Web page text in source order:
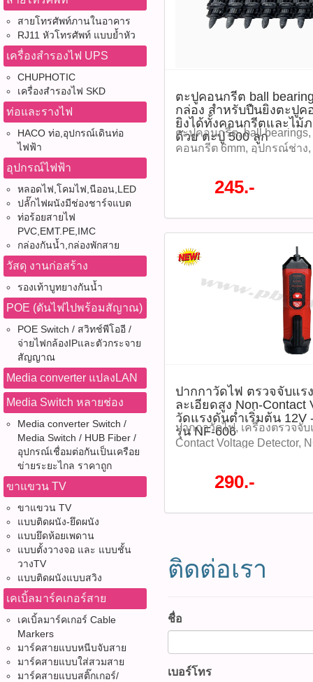
สายโทรศัพท์ภานในอาคาร
RJ11 หัวโทรศัพท์ แบบย้ำหัว
เครื่องสำรองไฟ UPS
CHUPHOTIC
เครื่องสำรองไฟ SKD
ท่อและรางไฟ
HACO ท่อ,อุปกรณ์เดินท่อ
ไฟฟ้า
อุปกรณ์ไฟฟ้า
หลอดไฟ,โคมไฟ,นีออน,LED
ปลั๊กไฟผนังมีช่องชาร์จแบต
ท่อร้อยสายไฟ
PVC,EMT.PE,IMC
กล่องกันน้ำ,กล่องพักสาย
วัสดุ งานก่อสร้าง
รองเท้าบูทยางกันน้ำ
POE (ดันไฟไปพร้อมสัญาณ)
POE Switch / สวิทช์พีโออี /
จ่ายไฟกล้องIPและตัวกระจาย
สัญญาณ
Media converter แปลงLAN
Media Switch หลายช่อง
Media converter Switch /
Media Switch / HUB Fiber /
อุปกรณ์เชื่อมต่อกันเป็นเครือย
ข่ายระยะไกล ราคาถูก
ขาแขวน TV
ขาแขวน TV
แบบติดผนัง-ยึดผนัง
แบบยึดห้อยเพดาน
แบบตั้งวางจอ และ แบบชั้น
วางTV
แบบติดผนังแบบสวิง
เคเบิ้ลมาร์คเกอร์สาย
เคเบิ้ลมาร์คเกอร์ Cable
Markers
มาร์คสายแบบหนีบจับสาย
มาร์คสายแบบใส่สวมสาย
มาร์คสายแบบสติ๊กเกอร์/
ใช้ได้ทั้ง งานติดตั้งระบบไฟ
และงานอุตสาหกรรม 6.ช่ว
อาจทำให้วัสดุ PVC เสื่อมส
หรือบิดปลอกแรงเกินไป อา
ขาด 4.ควรใช้กับเครื่องพิม
0.5 mm² เพื่อการพิมพ์ที่คม
สายไฟ, ปลอก PVC, ปลอก
มาร์คสายไฟ 2.0-2.2mm, ป
140 เมตร, อุปกรณ์ไฟฟ้า, อุ
ปลอกสายไฟ PVC, ปลอกพิ
ปลอกมาร์คสายงานอุตสาห
งานติดตั้ง, ปลอกมาร์คสาย
ติดตามโปรโมชั่นทั้ง
หมด
ที่นี้ 065-862-4063(sale โ
987-3656 (saleธิป)
2686 (sale ตี๋)
ช่วยประหยัดเวลา ข้อควรร
กับหัวแลน รุ่น US-1070A เ
แลน,Crimp Tool
Tool,INTERLINK TL-
แลน,อุปกรณ์ติดตั้งระบบแลน
Tool,US-1070A Tool ติดต
2686 (sale ตี๋)
2.5 / 4 / 6 mm² วัสดุ: เหล็ก
ทนทาน ดีไซน์ด้ามจับ: ออก
ลาร์เซลล์ ดาวน์โหลดข้อมูล
การใช้งาน 1.เตรียมสายไฟ
2.สวมหัวต่อ MC4 เข้ากับสา
ตำแหน่งของคีมย้ำที่ตรงกับ
งาน Diagram (แผนภาพก
ลัดวงจร ข้อควรระวัง -ใช้เ
เท่านั้น -หลีกเลี่ยงการใช้ง
หรือเปียกน้ำ -ควรเก็บในที่
อุปกรณ์ที่จะได้รับ คีมย้ำข้อต่
จำ= 1 Pcs Tags: คีมย้ำ
เซลล์,เครื่องมือช่างโซล่า
เซลล์,LST001,SolarTools
ที่นี้ 065-862-4063(sale โอ๊
987-3656 (saleธิป)
ตะปูคอนกรีต ball
กล่อง สำหรับปืนยิงตะปู
ยิงได้ทั้งคอนกรีตและไม้
ด้วย ตะปู 500 ลูก
ตะปูคอนกรีต, ball
คอนกรีต 6mm, อุปกรณ์ช่าง,
คอนกรีต ball bearings
สำหรับปืนยิงตะปูคอนกรีตแ
500 ชิ้น/กล่อง ขนาดหัว : 6
Steel Head) วัสดุ : เหล็กก
ทนแรงกระแทก ใช้งานร่วม
ไฟฟ้า หรือ ระบบแก๊ส (ขึ้นอ
สำหรับ : - ยิงติดคอนกรีต -
หรือวัสดุแข็งอื่น ๆ tags: ตะ
bearings, ตะปู 6mm, ตะปู
หมด
ที่นี้ 065-862-4063(sale โอ๊
987-3656 (saleธิป)
245.-
ปากกาวัดไฟ ตรวจจับแ
ละเอียดสูง Non-Contact
วัดแรงดันต่ำเริ่มต้น 12V
รุ่น NF-606
ปากกาวัดไฟ, เครื่องตรวจจั
Contact Voltage Detector,
NOYAFA, NF-606, วัดแรง
ปากกาวัดไฟ ตรวจจับแรงดั
ความไวในการตรวจจับได้
เพื่อเตือนให้เปลี่ยนแบตเตอ
รุ่น : NF-606 (รหัสสินค้า :
เครื่องทดสอบไฟฟ้า, ปากกา
290.-
ติดต่อเรา
ชื่อ
เบอร์โทร